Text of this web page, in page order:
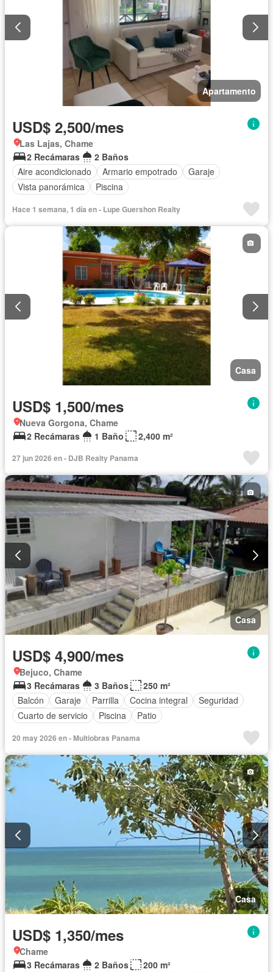
Apartamento
USD$ 2,500/mes
Las Lajas, Chame
2 Recámaras
2 Baños
Aire acondicionado
Armario empotrado
Garaje
Vista panorámica
Piscina
Hace 1 semana, 1 día en - Lupe Guershon Realty
Casa
USD$ 1,500/mes
Nueva Gorgona, Chame
2 Recámaras
1 Baño 2,400 m²
27 jun 2026 en - DJB Realty Panama
Casa
USD$ 4,900/mes
Bejuco, Chame
3 Recámaras
3 Baños
250 m²
Balcón
Garaje Parrilla Cocina integral
Seguridad
Cuarto de servicio
Piscina Patio
20 may 2026 en - Multiobras Panama
Casa
USD$ 1,350/mes
Chame
3 Recámaras
2 Baños
200 m²